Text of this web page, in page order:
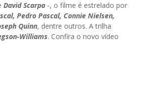
David Scarpa -, o filme é estrelado por
Pedro Pascal, Connie Nielsen,
Quinn, dentre outros. A trilha
Williams. Confira o novo vídeo